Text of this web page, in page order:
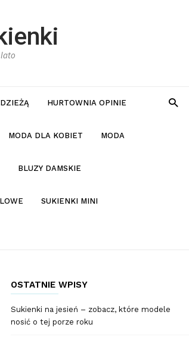
HURTOWNIA OPINIE
MODA DLA KOBIET MODA
BLUZY DAMSKIE
SUKIENKI MINI
OSTATNIE WPISY
Sukienki na jesień – zobacz, które modele
nosić o tej porze roku